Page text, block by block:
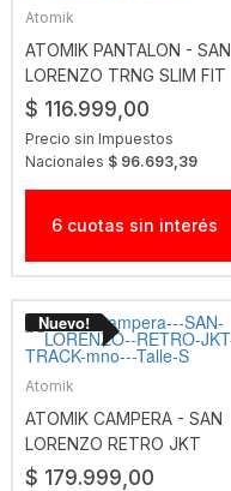
Atomik
ATOMIK PANTALON - SAN
LORENZO TRNG SLIM FIT
PANT AZ
$ 116.999,00
Precio sin Impuestos
Nacionales $ 96.693,39
6 cuotas sin interés
Atomik
ATOMIK CAMPERA - SAN
LORENZO RETRO JKT
TRACK MNO
$ 179.999,00